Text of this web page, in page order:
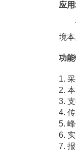
应用
可
境
功能
1.
2.
3.
4.
5.
6.
7.